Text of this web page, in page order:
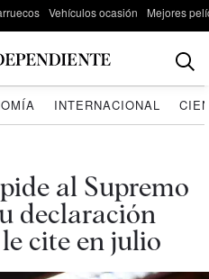
Vehículos ocasión Mejores
INTERNACIONAL
al Supremo
declaración
cite en julio